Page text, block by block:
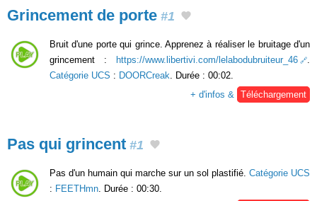
Grincement de porte #1
Bruit d'une porte qui grince. Apprenez à réaliser le bruitage d'un
grincement :
https://www.libertivi.com/lelabodubruiteur_46
Catégorie UCS : DOORCreak . Durée : 00:02.
+ d'infos &
Téléchargement
Pas qui grincent #1
Pas d'un humain qui marche sur un sol plastifié. Catégorie UCS
: FEETHmn . Durée : 00:30.